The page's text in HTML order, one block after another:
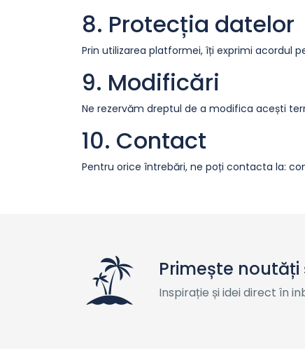
8. Protecția datelor
Prin utilizarea platformei, îți exprimi acordul
9. Modificări
Ne rezervăm dreptul de a modifica acești
10. Contact
Pentru orice întrebări, ne poți contacta la:
Primește noutăți
Inspirație și idei direct în